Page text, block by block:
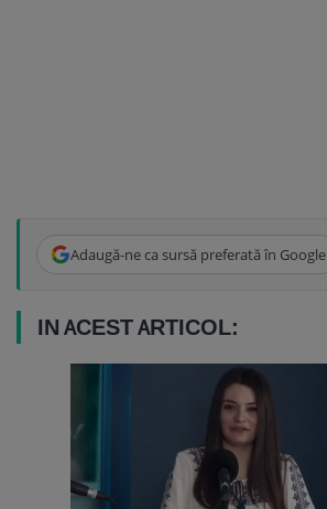
Adaugă-ne ca sursă preferată în Google
IN ACEST ARTICOL: